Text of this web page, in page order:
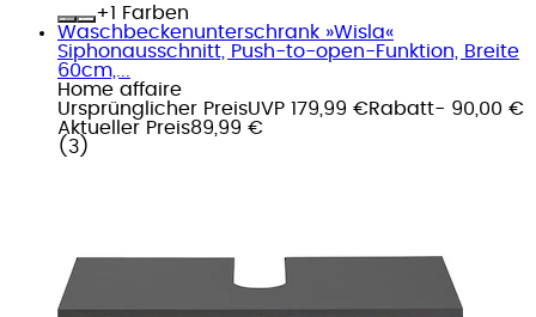
+
Farben
Waschbeckenunterschrank »Wisla«
Siphonausschnitt, Push-to-open-Funktion, Breite
60cm,...
Home affaire
Ursprünglicher PreisUVP 179,99 €Rabatt- 90,00 €
Aktueller Preis89,99 €
( 3 )